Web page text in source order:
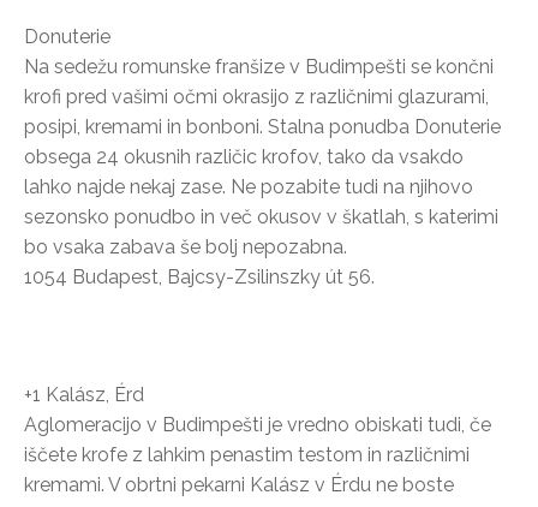
Donuterie
Na sedežu romunske franšize v Budimpešti se končni
krofi pred vašimi očmi okrasijo z različnimi glazurami,
posipi, kremami in bonboni. Stalna ponudba Donuterie
obsega 24 okusnih različic krofov, tako da vsakdo
lahko najde nekaj zase. Ne pozabite tudi na njihovo
sezonsko ponudbo in več okusov v škatlah, s katerimi
bo vsaka zabava še bolj nepozabna.
1054 Budapest, Bajcsy-Zsilinszky út 56.
+1 Kalász, Érd
Aglomeracijo v Budimpešti je vredno obiskati tudi, če
iščete krofe z lahkim penastim testom in različnimi
kremami. V obrtni pekarni Kalász v Érdu ne boste